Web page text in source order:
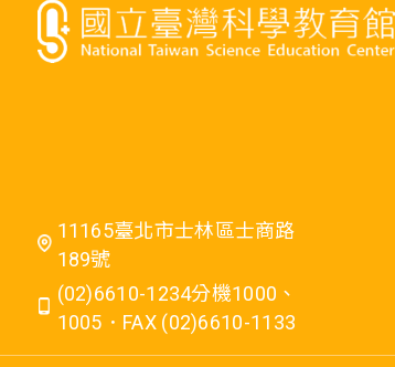
11165臺北市士林區士商路
189號
(02)6610-1234分機1000、
1005．FAX (02)6610-1133